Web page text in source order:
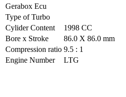
Gerabox Ecu
Type of Turbo
Cylider Content
1998 CC
Bore x Stroke
86.0 X 86.0 mm
Compression ratio 9.5 : 1
Engine Number
LTG